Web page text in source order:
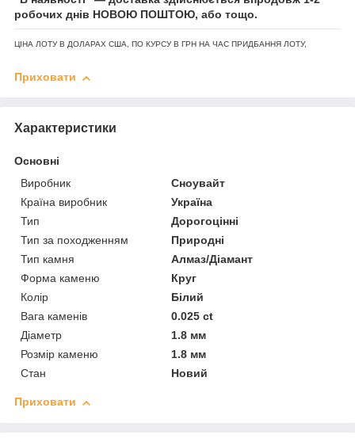
робочих днів НОВОЮ ПОШТОЮ, або тощо.
ЦІНА ЛОТУ В ДОЛАРАХ США, ПО КУРСУ В ГРН НА ЧАС ПРИДБАННЯ ЛОТУ,
Приховати
Характеристики
Основні
Виробник
Сноувайт
Країна виробник
Україна
Тип
Дорогоцінні
Тип за походженням
Природні
Тип камня
Алмаз/Діамант
Форма каменю
Круг
Колір
Білий
Вага каменів
0.025 ct
Діаметр
1.8 мм
Розмір каменю
1.8 мм
Стан
Новий
Приховати